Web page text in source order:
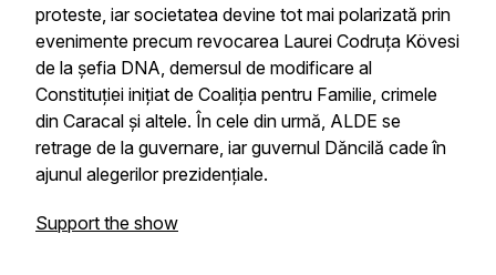
proteste, iar societatea devine tot mai polarizată prin
evenimente precum revocarea Laurei Codruța Kövesi
de la șefia DNA, demersul de modificare al
Constituției inițiat de Coaliția pentru Familie, crimele
din Caracal și altele. În cele din urmă, ALDE se
retrage de la guvernare, iar guvernul Dăncilă cade în
ajunul alegerilor prezidențiale.
Support the show